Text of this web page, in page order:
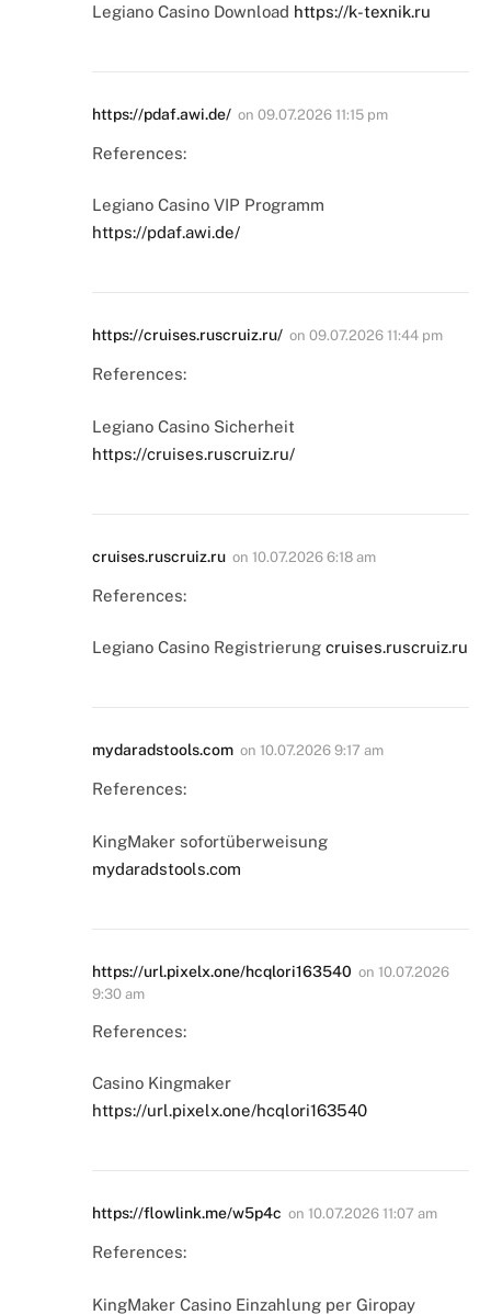
Legiano Casino Download https://k-texnik.ru
https://pdaf.awi.de/ on 09.07.2026 11:15 pm
References:
Legiano Casino VIP Programm
https://pdaf.awi.de/
https://cruises.ruscruiz.ru/ on 09.07.2026 11:44 pm
References:
Legiano Casino Sicherheit
https://cruises.ruscruiz.ru/
cruises.ruscruiz.ru on 10.07.2026 6:18 am
References:
Legiano Casino Registrierung cruises.ruscruiz.ru
mydaradstools.com on 10.07.2026 9:17 am
References:
KingMaker sofortüberweisung
mydaradstools.com
https://url.pixelx.one/hcqlori163540 on 10.07.2026
9:30 am
References:
Casino Kingmaker
https://url.pixelx.one/hcqlori163540
https://flowlink.me/w5p4c on 10.07.2026 11:07 am
References:
KingMaker Casino Einzahlung per Giropay